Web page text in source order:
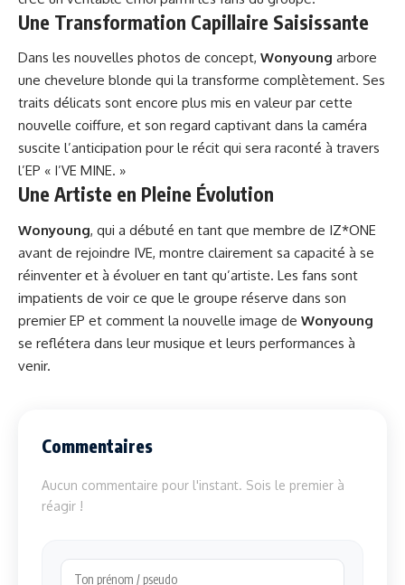
Une Transformation Capillaire Saisissante
Dans les nouvelles photos de concept, Wonyoung arbore
une chevelure blonde qui la transforme complètement. Ses
traits délicats sont encore plus mis en valeur par cette
nouvelle coiffure, et son regard captivant dans la caméra
suscite l’anticipation pour le récit qui sera raconté à travers
l’EP « I’VE MINE. »
Une Artiste en Pleine Évolution
Wonyoung, qui a débuté en tant que membre de IZ*ONE
avant de rejoindre IVE, montre clairement sa capacité à se
réinventer et à évoluer en tant qu’artiste. Les fans sont
impatients de voir ce que le groupe réserve dans son
premier EP et comment la nouvelle image de Wonyoung
se reflétera dans leur musique et leurs performances à
venir.
Commentaires
Aucun commentaire pour l'instant. Sois le premier à
réagir !